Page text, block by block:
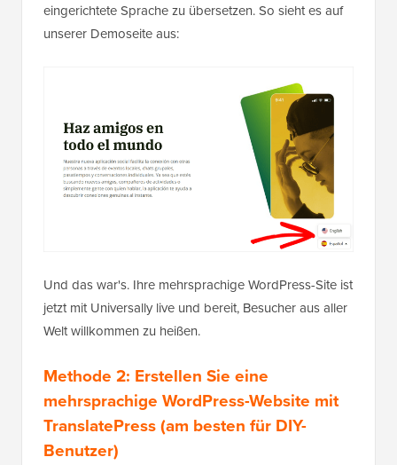
eingerichtete Sprache zu übersetzen. So sieht es auf
unserer Demoseite aus:
Und das war's. Ihre mehrsprachige WordPress-Site ist
jetzt mit Universally live und bereit, Besucher aus aller
Welt willkommen zu heißen.
Methode 2: Erstellen Sie eine
mehrsprachige WordPress-Website mit
TranslatePress (am besten für DIY-
Benutzer)